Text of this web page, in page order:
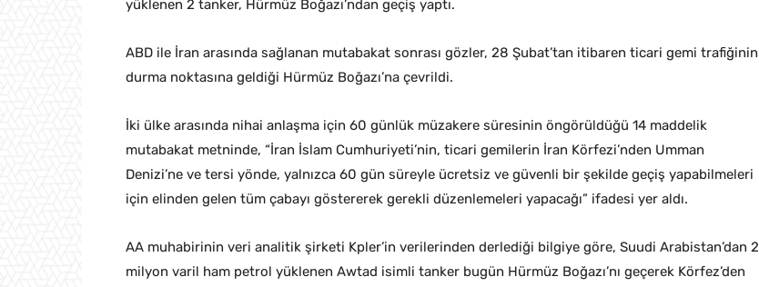
yüklenen 2 tanker, Hürmüz Boğazı’ndan geçiş yaptı.
ABD ile İran arasında sağlanan mutabakat sonrası gözler, 28 Şubat’tan itibaren ticari gemi trafiğinin
durma noktasına geldiği Hürmüz Boğazı’na çevrildi.
İki ülke arasında nihai anlaşma için 60 günlük müzakere süresinin öngörüldüğü 14 maddelik
mutabakat metninde, “İran İslam Cumhuriyeti’nin, ticari gemilerin İran Körfezi’nden Umman
Denizi’ne ve tersi yönde, yalnızca 60 gün süreyle ücretsiz ve güvenli bir şekilde geçiş yapabilmeleri
için elinden gelen tüm çabayı göstererek gerekli düzenlemeleri yapacağı” ifadesi yer aldı.
AA muhabirinin veri analitik şirketi Kpler’in verilerinden derlediği bilgiye göre, Suudi Arabistan’dan 2
milyon varil ham petrol yüklenen Awtad isimli tanker bugün Hürmüz Boğazı’nı geçerek Körfez’den